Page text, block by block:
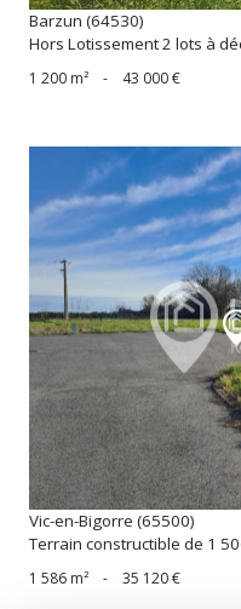
Barzun (64530)
Hors Lotissement 2 lots à
1 200 m² - 43 000 €
Vic-en-Bigorre (65500)
Terrain constructible de 1
1 586 m² - 35 120 €